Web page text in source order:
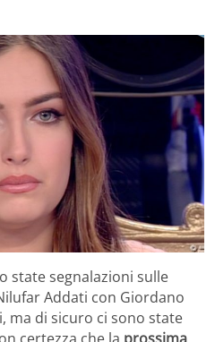
state segnalazioni sulle
Addati con Giordano
ma di sicuro ci sono state